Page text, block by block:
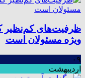
ظرفیت‌های کم‌نظیر
ویژه مسئولان است
۰۹
اردیبهشت